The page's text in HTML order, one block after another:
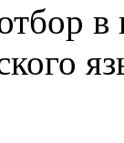
в